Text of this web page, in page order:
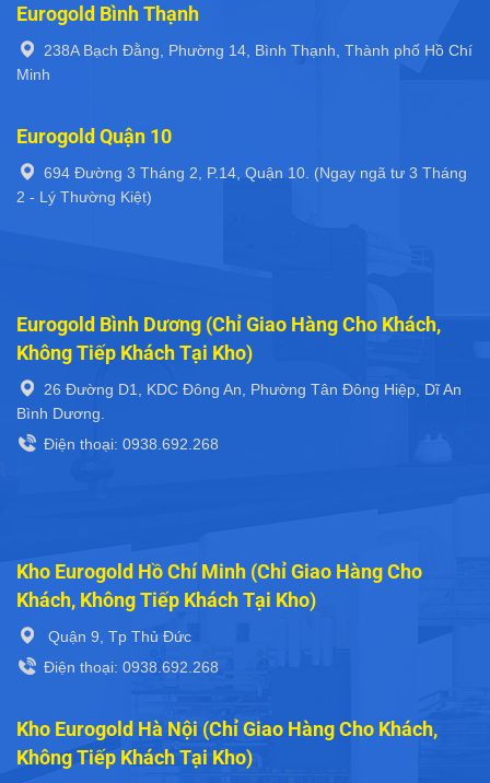
Eurogold Bình Thạnh
238A Bạch Đằng, Phường 14, Bình Thạnh, Thành phố Hồ Chí
Minh
Eurogold Quận 10
694 Đường 3 Tháng 2, P.14, Quận 10. (Ngay ngã tư 3 Tháng
2 - Lý Thường Kiệt)
Eurogold Bình Dương (Chỉ Giao Hàng Cho Khách,
Không Tiếp Khách Tại Kho)
26 Đường D1, KDC Đông An, Phường Tân Đông Hiệp, Dĩ An
Bình Dương.
Điện thoại: 0938.692.268
Kho Eurogold Hồ Chí Minh (Chỉ Giao Hàng Cho
Khách, Không Tiếp Khách Tại Kho)
Quận 9, Tp Thủ Đức
Điện thoại: 0938.692.268
Kho Eurogold Hà Nội (Chỉ Giao Hàng Cho Khách,
Không Tiếp Khách Tại Kho)